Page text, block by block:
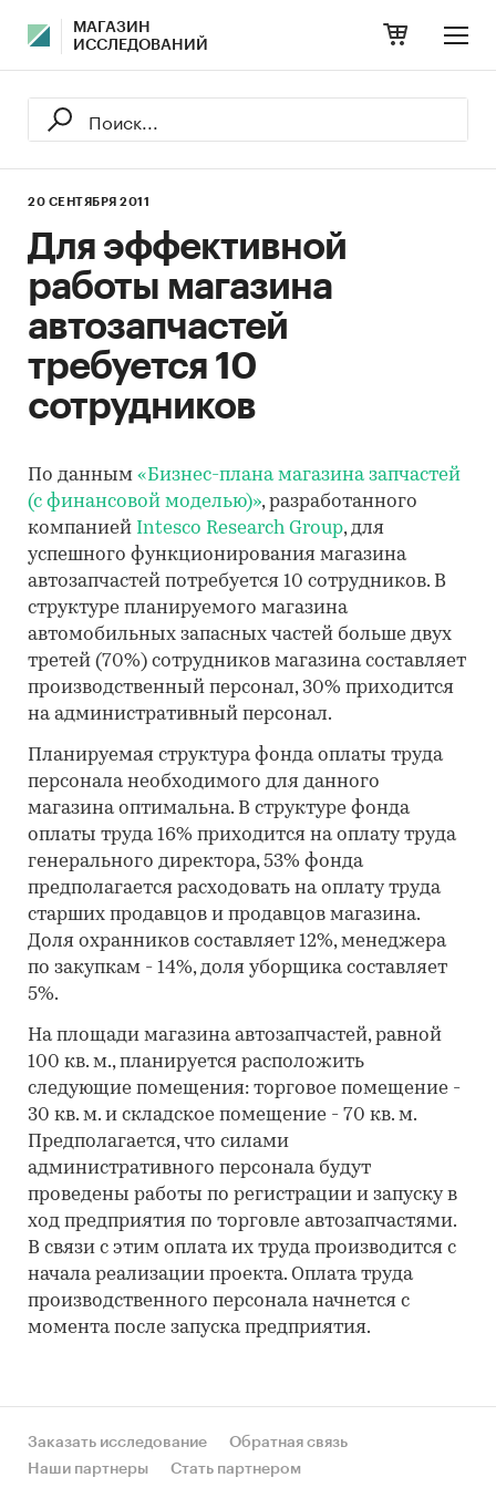
МАГАЗИН
ИССЛЕДОВАНИЙ
20 СЕНТЯБРЯ 2011
Для эффективной
работы магазина
автозапчастей
требуется 10
сотрудников
По данным «Бизнес-плана магазина запчастей
(с финансовой моделью)», разработанного
компанией Intesco Research Group, для
успешного функционирования магазина
автозапчастей потребуется 10 сотрудников. В
структуре планируемого магазина
автомобильных запасных частей больше двух
третей (70%) сотрудников магазина составляет
производственный персонал, 30% приходится
на административный персонал.
Планируемая структура фонда оплаты труда
персонала необходимого для данного
магазина оптимальна. В структуре фонда
оплаты труда 16% приходится на оплату труда
генерального директора, 53% фонда
предполагается расходовать на оплату труда
старших продавцов и продавцов магазина.
Доля охранников составляет 12%, менеджера
по закупкам - 14%, доля уборщика составляет
5%.
На площади магазина автозапчастей, равной
100 кв. м., планируется расположить
следующие помещения: торговое помещение -
30 кв. м. и складское помещение - 70 кв. м.
Предполагается, что силами
административного персонала будут
проведены работы по регистрации и запуску в
ход предприятия по торговле автозапчастями.
В связи с этим оплата их труда производится с
начала реализации проекта. Оплата труда
производственного персонала начнется с
момента после запуска предприятия.
Заказать исследование
Обратная связь
Наши партнеры
Стать партнером